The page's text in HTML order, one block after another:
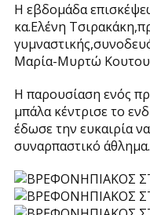
Η εβδομάδα
κα.Ελένη
Μαρία-Μυρτώ
Η παρουσίαση ενός
μπάλα κέντρισε το
έδωσε την ευκαιρία
συναρπαστικό άθλημα.